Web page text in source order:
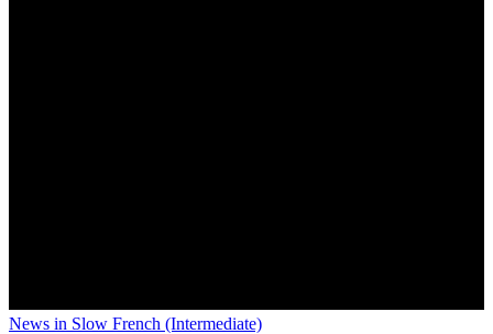
News in Slow French (Intermediate)